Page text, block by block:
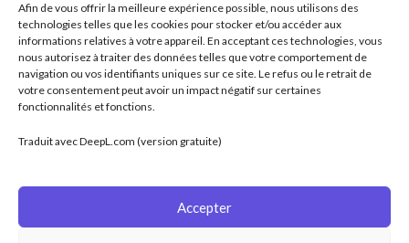
Afin de vous offrir la meilleure expérience possible, nous utilisons des
technologies telles que les cookies pour stocker et/ou accéder aux
informations relatives à votre appareil. En acceptant ces technologies, vous
nous autorisez à traiter des données telles que votre comportement de
navigation ou vos identifiants uniques sur ce site. Le refus ou le retrait de
votre consentement peut avoir un impact négatif sur certaines
fonctionnalités et fonctions.
Traduit avec DeepL.com (version gratuite)
Accepter
• Couleur : Caramel chaud / Beige
caramel
• Texture : Classique (ni Pearl, ni
Glitter)
• Temps de séchage : 60 sec (lampe
looks chaleureux et nail art élégant
Distributeur officiel de Calgel en France.
Téléphone : (0)6 79 93 70 51